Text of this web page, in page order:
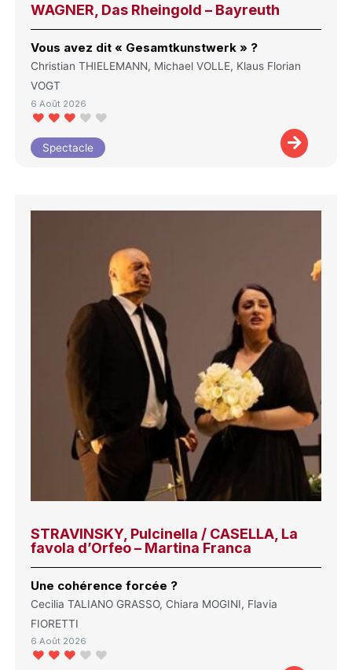
WAGNER, Das Rheingold – Bayreuth
Vous avez dit « Gesamtkunstwerk » ?
Christian THIELEMANN, Michael VOLLE, Klaus Florian
VOGT
6 Août 2026
Spectacle
STRAVINSKY, Pulcinella / CASELLA, La
favola d’Orfeo – Martina Franca
Une cohérence forcée ?
Cecilia TALIANO GRASSO, Chiara MOGINI, Flavia
FIORETTI
6 Août 2026